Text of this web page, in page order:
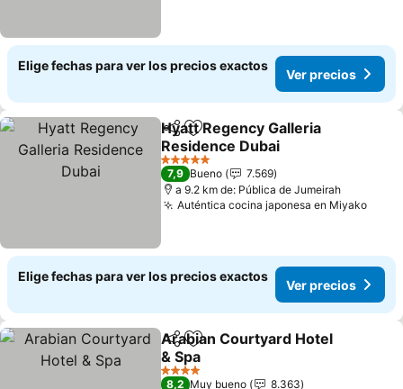
Elige fechas para ver los precios exactos
Ver precios
CompartirAgregar a favoritos
Hyatt Regency Galleria
Residence Dubai
5 Estrellas
7,9 Bueno
7.569
a 9.2 km de: Pública de Jumeirah
Auténtica cocina japonesa en Miyako
Elige fechas para ver los precios exactos
Ver precios
CompartirAgregar a favoritos
Arabian Courtyard Hotel
& Spa
4 Estrellas
8,2 Muy bueno
8.363